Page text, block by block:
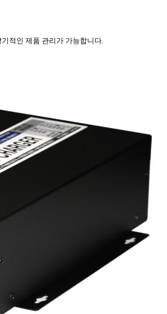
적인 제품 관리가 가능합니다.